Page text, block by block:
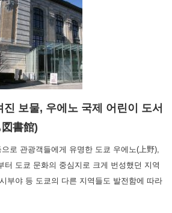
보물, 우에노 국제 어린이 도서
書館)
로 관광객들에게 유명한 도쿄 우에노(上野),
터 도쿄 문화의 중심지로 크게 번성했던 지역
부야 등 도쿄의 다른 지역들도 발전함에 따라